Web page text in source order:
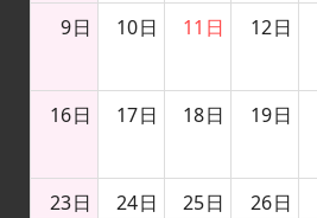
9日 10日 11日 12日
16日 17日 18日 19日
23日 24日 25日 26日